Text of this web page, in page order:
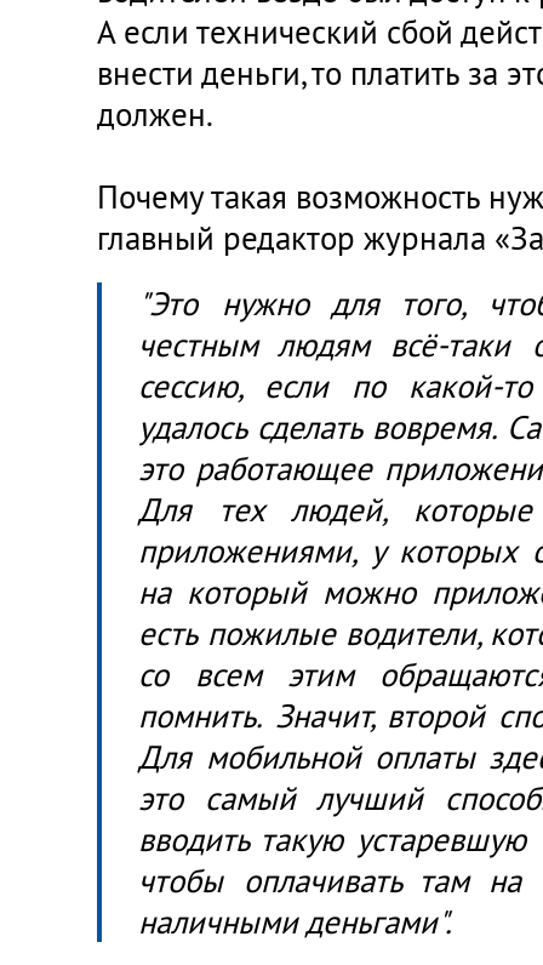
А если технический сбой
внести деньги, то платить за
должен.
Почему такая возможность
главный редактор журнала
"Это нужно для того,
честным людям всё-таки
сессию, если по какой-
удалось сделать вовремя.
это работающее
Для тех людей, которые
приложениями, у которых
на который можно
есть пожилые водители,
со всем этим
помнить. Значит, второй
Для мобильной оплаты
это самый лучший
вводить такую
чтобы оплачивать там
наличными деньгами".